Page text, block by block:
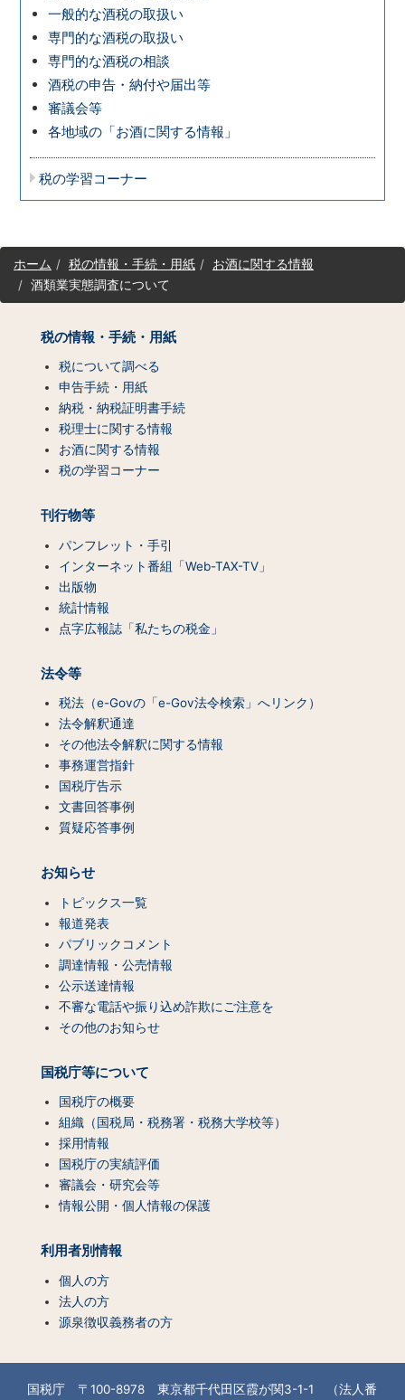
一般的な酒税の取扱い
専門的な酒税の取扱い
専門的な酒税の相談
酒税の申告・納付や届出等
審議会等
各地域の「お酒に関する情報」
税の学習コーナー
サ
イホーム 税の情報・手続・用紙
お酒に関する情報
酒類業実態調査について
税の情報・手続・用紙
税について調べる
申告手続・用紙
納税・納税証明書手続
税理士に関する情報
お酒に関する情報
税の学習コーナー
刊行物等
パンフレット・手引
インターネット番組「Web-TAX-TV」
出版物
統計情報
点字広報誌「私たちの税金」
法令等
税法（e-Govの「e-Gov法令検索」へリンク）
法令解釈通達
その他法令解釈に関する情報
事務運営指針
国税庁告示
文書回答事例
質疑応答事例
お知らせ
トピックス一覧
報道発表
パブリックコメント
調達情報・公売情報
公示送達情報
不審な電話や振り込め詐欺にご注意を
その他のお知らせ
国税庁等について
国税庁の概要
組織（国税局・税務署・税務大学校等）
採用情報
国税庁の実績評価
審議会・研究会等
情報公開・個人情報の保護
利用者別情報
個人の方
法人の方
源泉徴収義務者の方
国税庁 〒100-8978 東京都千代田区霞が関3-1-1 （法人番